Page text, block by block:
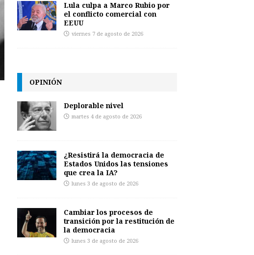
Lula culpa a Marco Rubio por
el conflicto comercial con
EEUU
viernes 7 de agosto de 2026
OPINIÓN
Deplorable nivel
martes 4 de agosto de 2026
¿Resistirá la democracia de
Estados Unidos las tensiones
que crea la IA?
lunes 3 de agosto de 2026
Cambiar los procesos de
transición por la restitución de
la democracia
lunes 3 de agosto de 2026